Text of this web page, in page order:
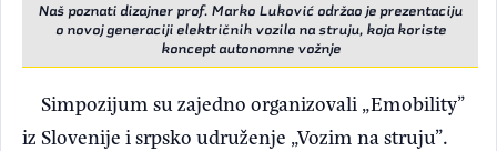
Naš poznati dizajner prof. Marko Luković održao je prezentaciju
o novoj generaciji električnih vozila na struju, koja koriste
koncept autonomne vožnje
Simpozijum su zajedno organizovali „Emobility”
iz Slovenije i srpsko udruženje „Vozim na struju”.